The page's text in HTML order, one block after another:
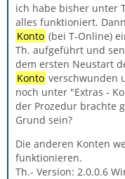
ich habe bisher unter
alles funktioniert.
Konto (bei T-Online)
Th. aufgeführt und
dem ersten Neustart
Konto verschwunden
noch unter "Extras -
der Prozedur brachte
Grund sein?
Die anderen Konten
funktionieren.
Th.- Version: 2.0.0.6